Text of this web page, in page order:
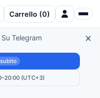
Carrello (0)
Su Telegram
subito
(UTC+3)